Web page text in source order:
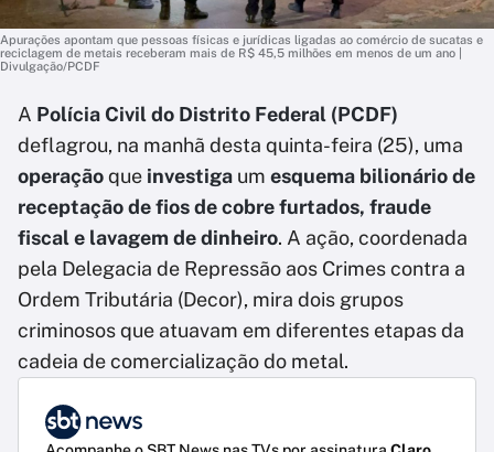
Apurações apontam que pessoas físicas e jurídicas ligadas ao comércio de sucatas e
reciclagem de metais receberam mais de R$ 45,5 milhões em menos de um ano |
Divulgação/PCDF
A Polícia Civil do Distrito Federal (PCDF)
deflagrou, na manhã desta quinta-feira (25), uma
operaçãoque investiga um esquema bilionário de
receptação de fios de cobre furtados, fraude
fiscal e lavagem de dinheiro. A ação, coordenada
pela Delegacia de Repressão aos Crimes contra a
Ordem Tributária (Decor), mira dois grupos
criminosos que atuavam em diferentes etapas da
cadeia de comercialização do metal.